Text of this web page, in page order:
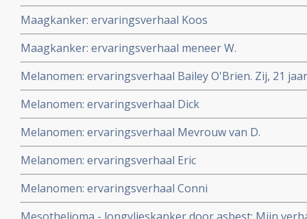
Maagkanker: ervaringsverhaal Koos
Maagkanker: ervaringsverhaal meneer W.
Melanomen: ervaringsverhaal Bailey O'Brien. Zij, 21
melanoom stadium 4 waar operaties en chemo
dendritische celtherapie + Coley vaccin +
Melanomen: ervaringsverhaal Dick
Melanomen: ervaringsverhaal Mevrouw van D.
Melanomen: ervaringsverhaal Eric
Melanomen: ervaringsverhaal Conni